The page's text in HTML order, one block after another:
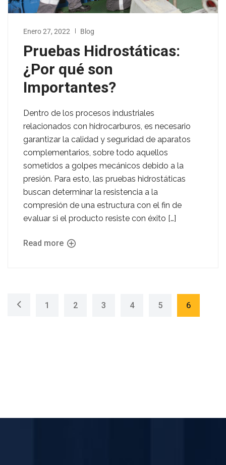
Enero 27, 2022 Blog
Pruebas Hidrostáticas:
¿Por qué son
Importantes?
Dentro de los procesos industriales
relacionados con hidrocarburos, es necesario
garantizar la calidad y seguridad de aparatos
complementarios, sobre todo aquellos
sometidos a golpes mecánicos debido a la
presión. Para esto, las pruebas hidrostáticas
buscan determinar la resistencia a la
compresión de una estructura con el fin de
evaluar si el producto resiste con éxito […]
Read more
1 2 3 4 5 6